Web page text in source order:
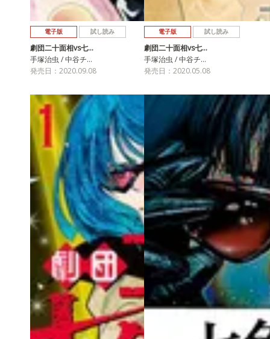
電子版 試し読み
劇団二十面相vs七…
手塚治虫 / 中谷チ…
発売日：2020.09.08
電子版 試し読み
劇団二十面相vs七…
手塚治虫 / 中谷チ…
発売日：2020.05.08